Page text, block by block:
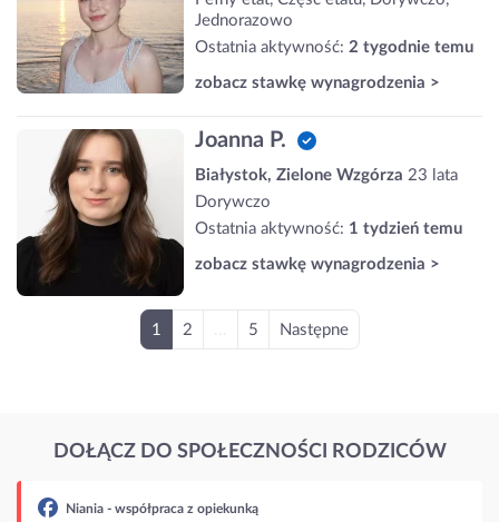
Jednorazowo
Ostatnia aktywność: 2 tygodnie temu
zobacz stawkę wynagrodzenia >
Joanna P.
Białystok, Zielone Wzgórza 23 lata
Dorywczo
Ostatnia aktywność: 1 tydzień temu
zobacz stawkę wynagrodzenia >
1 2 5 Następne
DOŁĄCZ DO SPOŁECZNOŚCI RODZICÓW
Niania - współpraca z opiekunką